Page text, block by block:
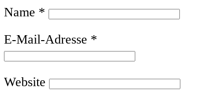
Name *
E-Mail-Adresse *
Website